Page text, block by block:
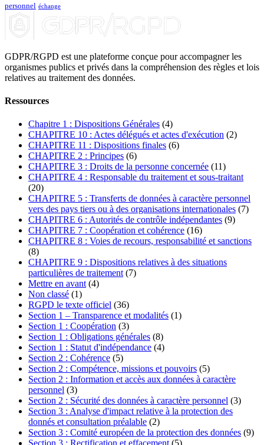
personnel échange
GDPR/RGPD est une plateforme conçue pour accompagner les
organismes publics et privés dans la compréhension des règles et lois
relatives au traitement des données.
Ressources
Chapitre 1 : Dispositions Générales (4)
CHAPITRE 10 : Actes délégués et actes d'exécution (2)
CHAPITRE 11 : Dispositions finales (6)
CHAPITRE 2 : Principes (6)
CHAPITRE 3 : Droits de la personne concernée (11)
CHAPITRE 4 : Responsable du traitement et sous-traitant
(20)
CHAPITRE 5 : Transferts de données à caractère personnel
vers des pays tiers ou à des organisations internationales (7)
CHAPITRE 6 : Autorités de contrôle indépendantes (9)
CHAPITRE 7 : Coopération et cohérence (16)
CHAPITRE 8 : Voies de recours, responsabilité et sanctions
(8)
CHAPITRE 9 : Dispositions relatives à des situations
particulières de traitement (7)
Mettre en avant (4)
Non classé (1)
RGPD le texte officiel (36)
Section 1 – Transparence et modalités (1)
Section 1 : Coopération (3)
Section 1 : Obligations générales (8)
Section 1 : Statut d'indépendance (4)
Section 2 : Cohérence (5)
Section 2 : Compétence, missions et pouvoirs (5)
Section 2 : Information et accès aux données à caractère
personnel (3)
Section 2 : Sécurité des données à caractère personnel (3)
Section 3 : Analyse d'impact relative à la protection des
donnés et consultation préalable (2)
Section 3 : Comité européen de la protection des données (9)